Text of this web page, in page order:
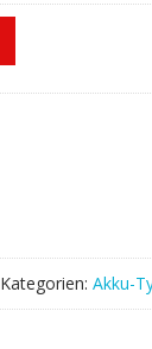
Kategorien: Akku-